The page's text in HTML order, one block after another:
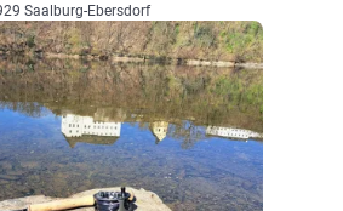
Saalburg-Ebersdorf